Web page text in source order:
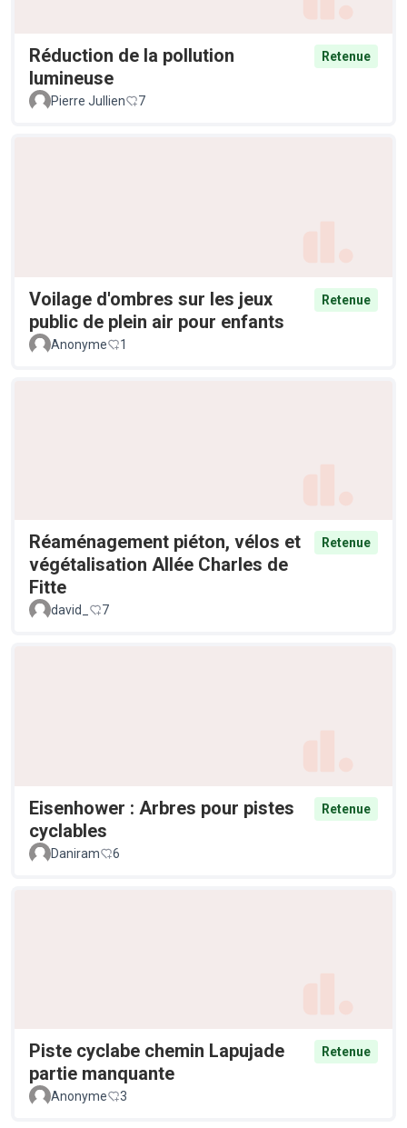
Réduction de la pollution
lumineuse
Retenue
Pierre Jullien 7
Voilage d'ombres sur les jeux
public de plein air pour enfants
Retenue
Anonyme 1
Réaménagement piéton, vélos et
végétalisation Allée Charles de
Fitte
Retenue
david_ 7
Eisenhower : Arbres pour pistes
cyclables
Retenue
Daniram 6
Piste cyclabe chemin Lapujade
partie manquante
Retenue
Anonyme 3